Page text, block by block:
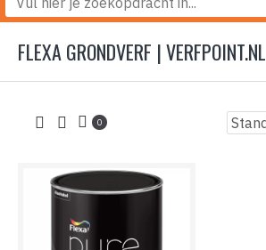
FLEXA GRONDVERF | VERFPOINT.NL
0